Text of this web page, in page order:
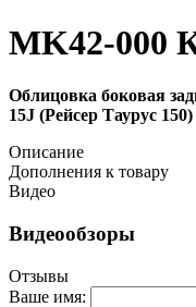
MK42-000
Облицовка боковая
15J (Рейсер Таурус 150)
Описание
Дополнения к товару
Видео
Видеообзоры
Отзывы
Ваше имя: